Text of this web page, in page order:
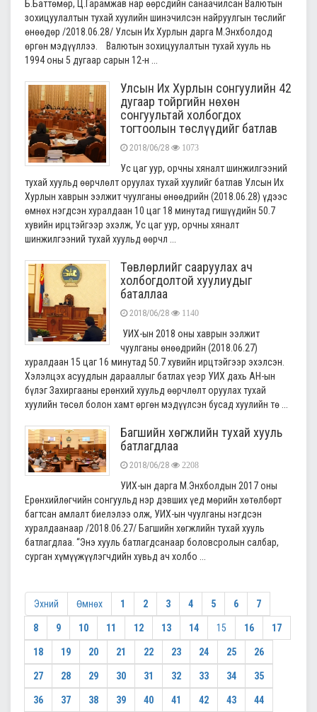
Б.Баттөмөр, Ц.Гарамжав нар өөрсдийн санаачилсан Валютын
зохицуулалтын тухай хуулийн шинэчилсэн найруулгын төслийг
өнөөдөр /2018.06.28/ Улсын Их Хурлын дарга М.Энхболдод
өргөн мэдүүллээ. Валютын зохицуулалтын тухай хууль нь
1994 оны 5 дугаар сарын 12-н ...
Улсын Их Хурлын сонгуулийн 42
дугаар тойргийн нөхөн
сонгуультай холбогдох
тогтоолын төслүүдийг батлав
2018/06/28 1073
Ус цаг уур, орчны хяналт шинжилгээний
тухай хуульд өөрчлөлт оруулах тухай хуулийг батлав Улсын Их
Хурлын хаврын ээлжит чуулганы өнөөдрийн (2018.06.28) үдээс
өмнөх нэгдсэн хуралдаан 10 цаг 18 минутад гишүүдийн 50.7
хувийн ирцтэйгээр эхэлж, Ус цаг уур, орчны хяналт
шинжилгээний тухай хуульд өөрчл ...
Төвлөрлийг сааруулах ач
холбогдолтой хуулиудыг
баталлаа
2018/06/28 1140
УИХ-ын 2018 оны хаврын ээлжит
чуулганы өнөөдрийн (2018.06.27)
хуралдаан 15 цаг 16 минутад 50.7 хувийн ирцтэйгээр эхэлсэн.
Хэлэлцэх асуудлын дарааллыг батлах үеэр УИХ дахь АН-ын
бүлэг Захиргааны ерөнхий хуульд өөрчлөлт оруулах тухай
хуулийн төсөл болон хамт өргөн мэдүүлсэн бусад хуулийн тө ...
Багшийн хөгжлийн тухай хууль
батлагдлаа
2018/06/28 2208
УИХ-ын дарга М.Энхболдын 2017 оны
Ерөнхийлөгчийн сонгуульд нэр дэвших үед мөрийн хөтөлбөрт
багтсан амлалт биелэлээ олж, УИХ-ын чуулганы нэгдсэн
хуралдаанаар /2018.06.27/ Багшийн хөгжлийн тухай хууль
батлагдлаа. “Энэ хууль батлагдсанаар боловсролын салбар,
сурган хүмүүжүүлэгчдийн хувьд ач холбо ...
Эхний Өмнөх 1 2 3 4 5 6 7
8 9 10 11 12 13 14 15 16 17
18 19 20 21 22 23 24 25 26
27 28 29 30 31 32 33 34 35
36 37 38 39 40 41 42 43 44